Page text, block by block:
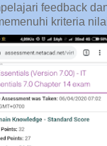
feedback
kriteria